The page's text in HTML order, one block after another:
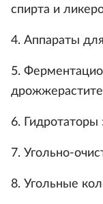
спирта и
4. Аппараты
5.
6. Гидротаторы
7. Угольно-
8. Угольные